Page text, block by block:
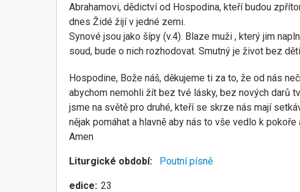
Abrahamovi, dědictví od Hospodina, kteří budou
dnes Židé žijí v jedné zemi.
Synové jsou jako šípy (v.4). Blaze muži , který jim
soud, bude o nich rozhodovat. Smutný je život bez
Hospodine, Bože náš, děkujeme ti za to, že od nás
abychom nemohli žít bez tvé lásky, bez nových darů
jsme na světě pro druhé, kteří se skrze nás mají
nějak pomáhat a hlavně aby nás to vše vedlo k pokoře
Amen
Liturgické období Poutní písně
edice 23